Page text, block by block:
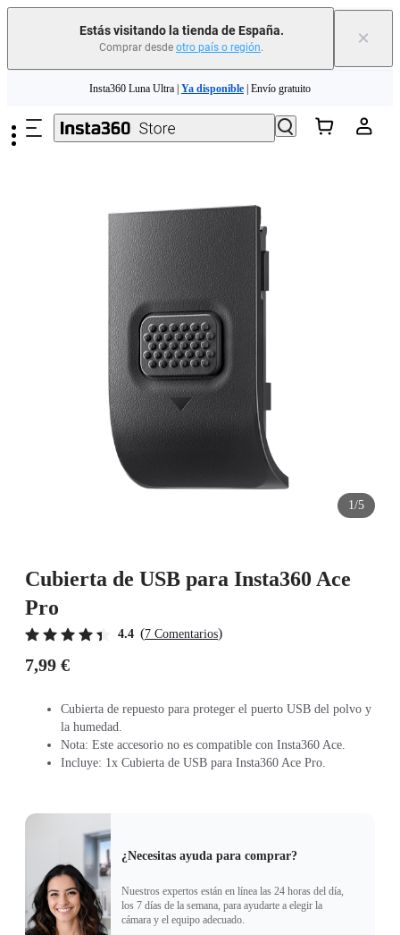
Estás visitando la tienda de España.
Comprar desde otro país o región. ×
Need shopping help? | Chat with our experts now!
Insta360 Luna Ultra | Ya disponible | Envío gratuito
1/5
Cubierta de USB para Insta360 Ace
Pro
4.4 (7 Comentarios)
7,99 €
Cubierta de repuesto para proteger el puerto USB del polvo y
la humedad.
Nota: Este accesorio no es compatible con Insta360 Ace.
Incluye: 1x Cubierta de USB para Insta360 Ace Pro.
¿Necesitas ayuda para comprar?
Nuestros expertos están en línea las 24 horas del día,
los 7 días de la semana, para ayudarte a elegir la
cámara y el equipo adecuado.